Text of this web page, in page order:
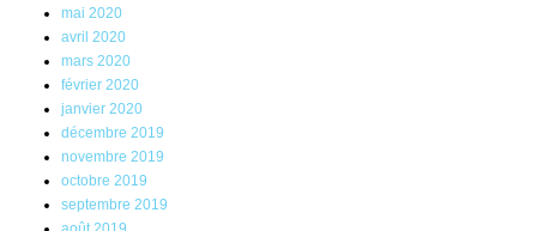
mai 2020
avril 2020
mars 2020
février 2020
janvier 2020
décembre 2019
novembre 2019
octobre 2019
septembre 2019